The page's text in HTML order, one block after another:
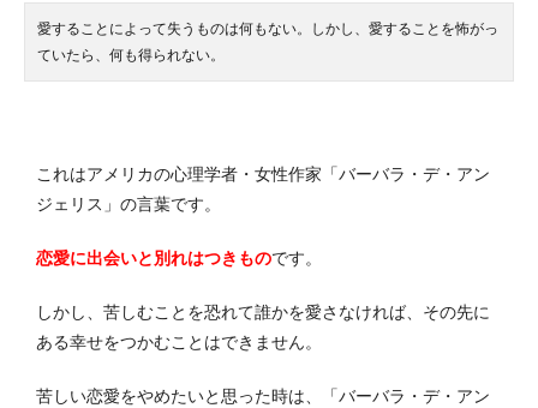
愛することによって失うものは何もない。しかし、愛することを怖がっ
ていたら、何も得られない。
これはアメリカの心理学者・女性作家「バーバラ・デ・アン
ジェリス」の言葉です。
恋愛に出会いと別れはつきものです。
しかし、苦しむことを恐れて誰かを愛さなければ、その先に
ある幸せをつかむことはできません。
苦しい恋愛をやめたいと思った時は、「バーバラ・デ・アン